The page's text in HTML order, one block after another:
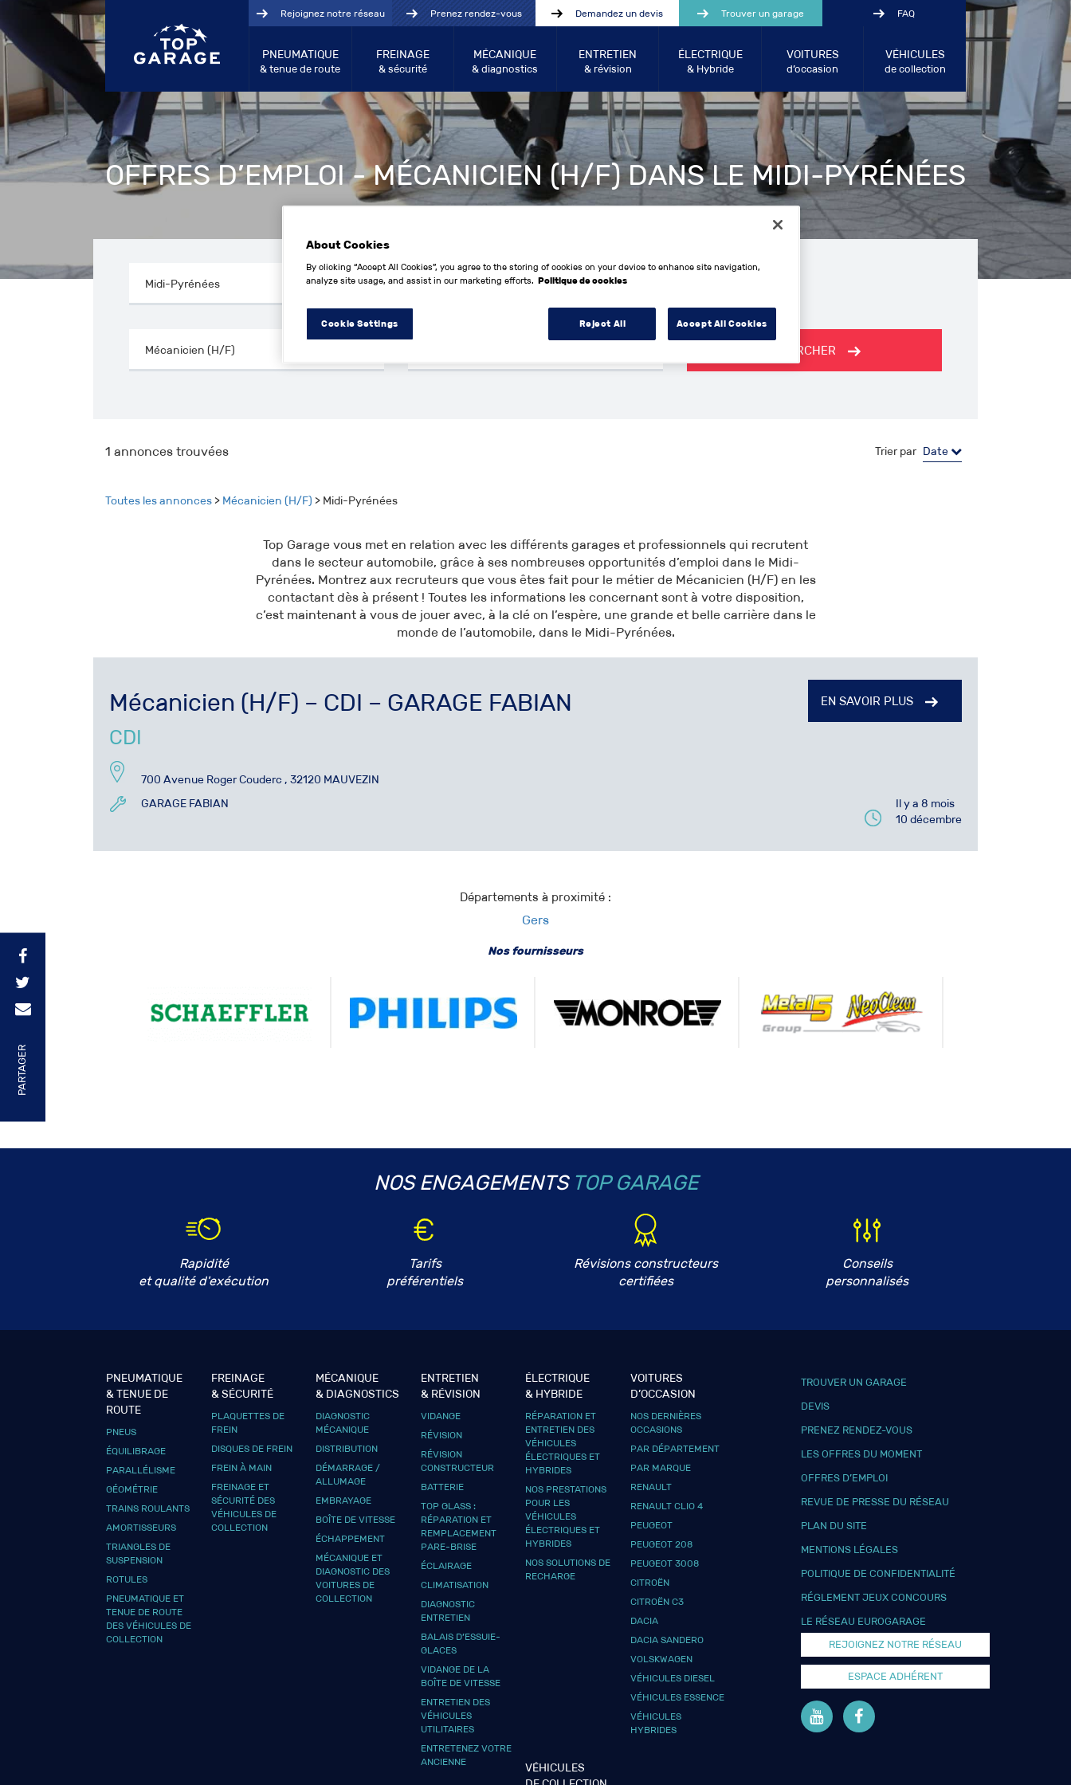
Rejoignez notre réseau Prenez rendez-vous Demandez un devis Trouver un garage FAQ
PNEUMATIQUE
& tenue de route
FREINAGE
& sécurité
MÉCANIQUE
& diagnostics
ENTRETIEN
& révision
ÉLECTRIQUE
& Hybride
VOITURES
d’occasion
VÉHICULES
de collection
PARTAGER
OFFRES D’EMPLOI - MÉCANICIEN (H/F) DANS LE MIDI-PYRÉNÉES
RECHERCHER
1 annonces trouvées Trier par Date
Toutes les annonces > Mécanicien (H/F) > Midi-Pyrénées
Top Garage vous met en relation avec les différents garages et professionnels qui recrutent
dans le secteur automobile, grâce à ses nombreuses opportunités d’emploi dans le Midi-
Pyrénées. Montrez aux recruteurs que vous êtes fait pour le métier de Mécanicien (H/F) en les
contactant dès à présent ! Toutes les informations les concernant sont à votre disposition,
c’est maintenant à vous de jouer avec, à la clé on l’espère, une grande et belle carrière dans le
monde de l’automobile, dans le Midi-Pyrénées.
Mécanicien (H/F) – CDI – GARAGE FABIAN
CDI
700 Avenue Roger Couderc , 32120 MAUVEZIN
GARAGE FABIAN
Il y a 8 mois
10 décembre
EN SAVOIR PLUS
Départements à proximité :
Gers
Nos fournisseurs
NOS ENGAGEMENTS TOP GARAGE
Rapidité
et qualité d'exécution
Tarifs
préférentiels
Révisions constructeurs
certifiées
Conseils
personnalisés
PNEUMATIQUE
& TENUE DE
ROUTE
PNEUS
ÉQUILIBRAGE
PARALLÉLISME
GÉOMÉTRIE
TRAINS ROULANTS
AMORTISSEURS
TRIANGLES DE
SUSPENSION
ROTULES
PNEUMATIQUE ET
TENUE DE ROUTE
DES VÉHICULES DE
COLLECTION
FREINAGE
& SÉCURITÉ
PLAQUETTES DE
FREIN
DISQUES DE FREIN
FREIN À MAIN
FREINAGE ET
SÉCURITÉ DES
VÉHICULES DE
COLLECTION
MÉCANIQUE
& DIAGNOSTICS
DIAGNOSTIC
MÉCANIQUE
DISTRIBUTION
DÉMARRAGE /
ALLUMAGE
EMBRAYAGE
BOÎTE DE VITESSE
ÉCHAPPEMENT
MÉCANIQUE ET
DIAGNOSTIC DES
VOITURES DE
COLLECTION
ENTRETIEN
& RÉVISION
VIDANGE
RÉVISION
RÉVISION
CONSTRUCTEUR
BATTERIE
TOP GLASS :
RÉPARATION ET
REMPLACEMENT
PARE-BRISE
ÉCLAIRAGE
CLIMATISATION
DIAGNOSTIC
ENTRETIEN
BALAIS D’ESSUIE-
GLACES
VIDANGE DE LA
BOÎTE DE VITESSE
ENTRETIEN DES
VÉHICULES
UTILITAIRES
ENTRETENEZ VOTRE
ANCIENNE
ÉLECTRIQUE
& HYBRIDE
RÉPARATION ET
ENTRETIEN DES
VÉHICULES
ÉLECTRIQUES ET
HYBRIDES
NOS PRESTATIONS
POUR LES
VÉHICULES
ÉLECTRIQUES ET
HYBRIDES
NOS SOLUTIONS DE
RECHARGE
VOITURES
D’OCCASION
NOS DERNIÈRES
OCCASIONS
PAR DÉPARTEMENT
PAR MARQUE
RENAULT
RENAULT CLIO 4
PEUGEOT
PEUGEOT 208
PEUGEOT 3008
CITROËN
CITROËN C3
DACIA
DACIA SANDERO
VOLSKWAGEN
VÉHICULES DIESEL
VÉHICULES ESSENCE
VÉHICULES
HYBRIDES
VÉHICULES
TROUVER UN GARAGE
DEVIS
PRENEZ RENDEZ-VOUS
LES OFFRES DU MOMENT
OFFRES D’EMPLOI
REVUE DE PRESSE DU RÉSEAU
PLAN DU SITE
MENTIONS LÉGALES
POLITIQUE DE CONFIDENTIALITÉ
RÉGLEMENT JEUX CONCOURS
LE RÉSEAU EUROGARAGE
REJOIGNEZ NOTRE RÉSEAU
ESPACE ADHÉRENT
About Cookies
By clicking “Accept All Cookies”, you agree to the storing of cookies on your device to enhance site navigation,
analyze site usage, and assist in our marketing efforts. Politique de cookies
Cookie Settings Reject All Accept All Cookies